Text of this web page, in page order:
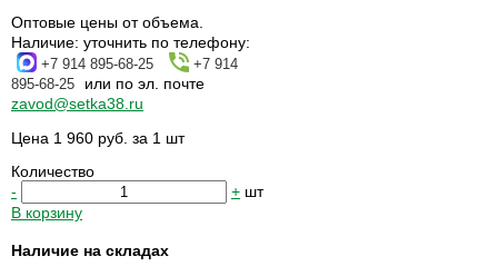
Оптовые цены от объема.
Наличие: уточнить по телефону:
+7 914 895-68-25
+7 914
895-68-25
или по эл. почте
zavod@setka38.ru
Цена 1 960 руб. за 1 шт
Количество
-
+ шт
В корзину
Наличие на складах